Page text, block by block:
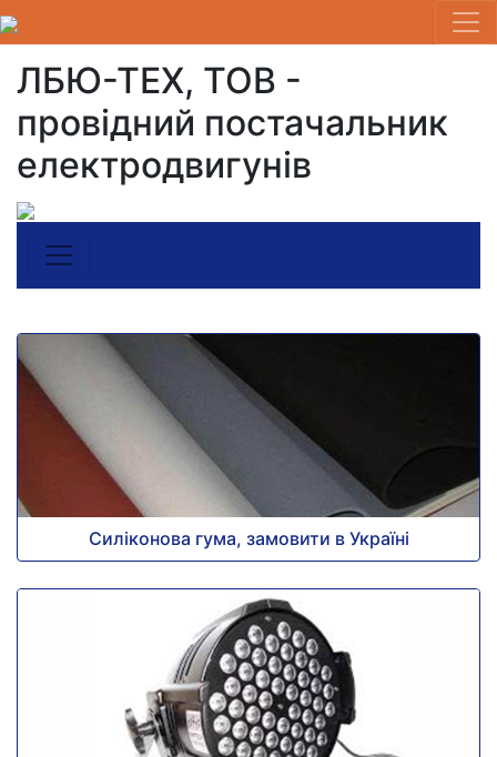
ЛБЮ-ТЕХ, ТОВ -
провідний постачальник
електродвигунів
Силіконова гума, замовити в Україні